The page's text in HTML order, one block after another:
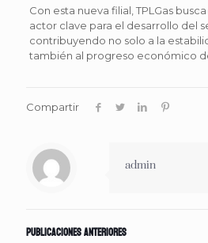
Con esta nueva filial, TPLGas
actor clave para el desarrollo del
contribuyendo no solo a la
también al progreso económico
Compartir
admin
Publicaciones anteriores